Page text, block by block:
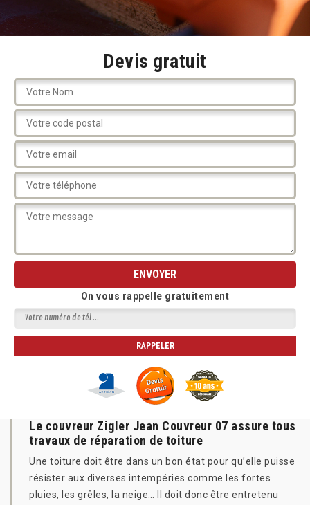
Devis gratuit
On vous rappelle gratuitement
Le couvreur Zigler Jean Couvreur 07 assure tous
travaux de réparation de toiture
Une toiture doit être dans un bon état pour qu’elle puisse
résister aux diverses intempéries comme les fortes
pluies, les grêles, la neige… Il doit donc être entretenu